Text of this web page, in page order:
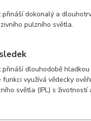
dokonalý a
pulzního světla.
dlouhodobě
funkci využívá vědecky
světla (IPL) s životností